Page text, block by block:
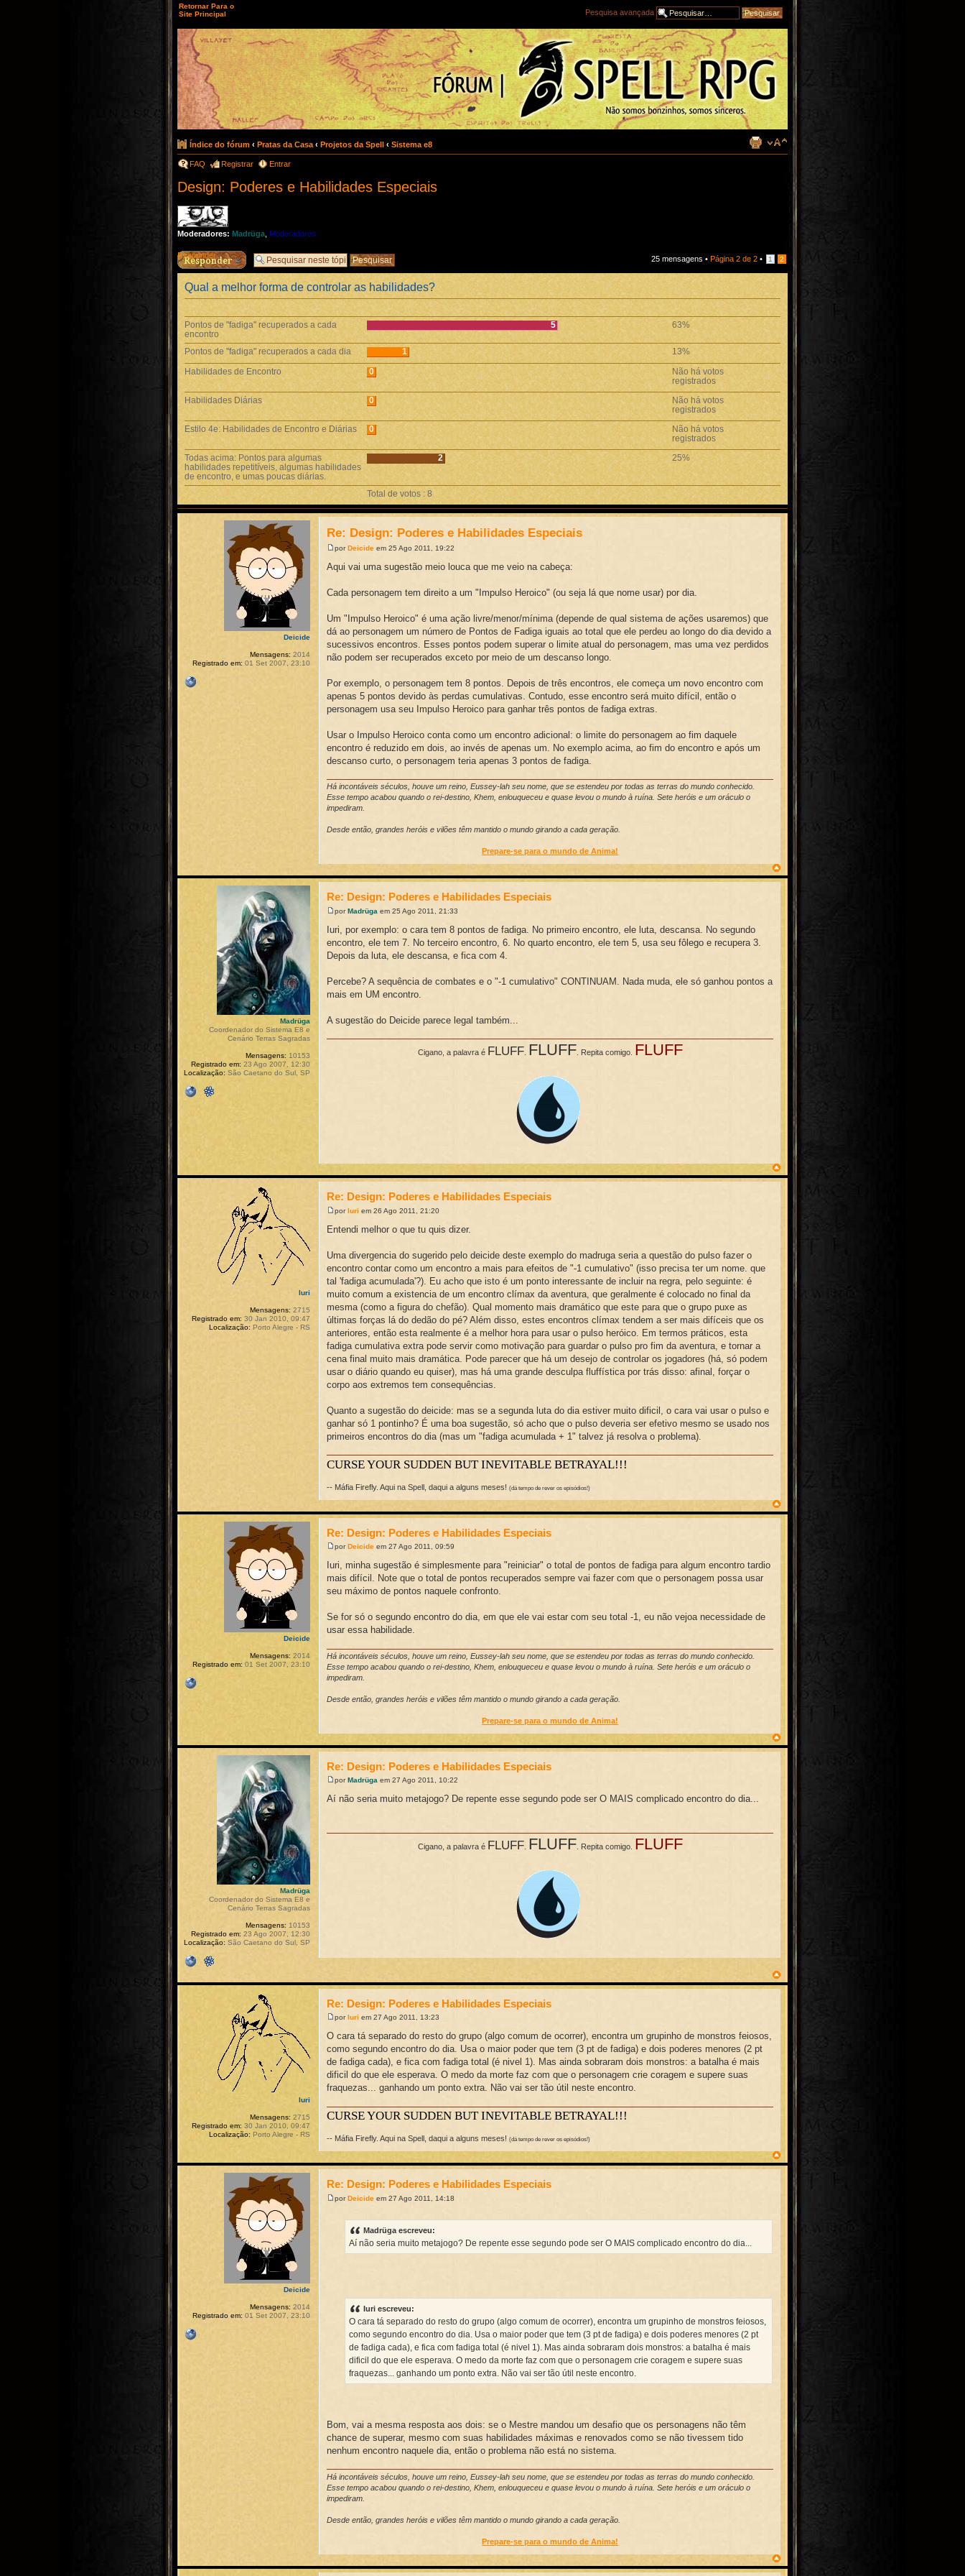
Retornar Para o
Site Principal
Pesquisa avançada
Índice do fórum ‹ Pratas da Casa ‹ Projetos da Spell ‹ Sistema e8
FAQ Registrar Entrar
Design: Poderes e Habilidades Especiais
Moderadores: Madrüga Moderadores
Responder 25 mensagens • Página 2 de 2 • 1 2
Qual a melhor forma de controlar as habilidades?
Pontos de "fadiga" recuperados a cada
encontro
5 63%
Pontos de "fadiga" recuperados a cada dia 1
13%
Habilidades de Encontro
0
Não há votos
registrados
Habilidades Diárias
0
Não há votos
registrados
Estilo 4e: Habilidades de Encontro e Diárias
0
Não há votos
registrados
Todas acima: Pontos para algumas
habilidades repetitíveis, algumas habilidades
de encontro, e umas poucas diárias.
2 25%
Total de votos : 8
Re: Design: Poderes e Habilidades Especiais
porDeicide em 25 Ago 2011, 19:22
Aqui vai uma sugestão meio louca que me veio na cabeça:
Cada personagem tem direito a um "Impulso Heroico" (ou seja lá que nome usar) por dia.
Um "Impulso Heroico" é uma ação livre/menor/mínima (depende de qual sistema de ações usaremos) que
dá ao personagem um número de Pontos de Fadiga iguais ao total que ele perdeu ao longo do dia devido a
sucessivos encontros. Esses pontos podem superar o limite atual do personagem, mas uma vez perdidos
não podem ser recuperados exceto por meio de um descanso longo.
Por exemplo, o personagem tem 8 pontos. Depois de três encontros, ele começa um novo encontro com
apenas 5 pontos devido às perdas cumulativas. Contudo, esse encontro será muito difícil, então o
personagem usa seu Impulso Heroico para ganhar três pontos de fadiga extras.
Usar o Impulso Heroico conta como um encontro adicional: o limite do personagem ao fim daquele
encontro é reduzido em dois, ao invés de apenas um. No exemplo acima, ao fim do encontro e após um
descanso curto, o personagem teria apenas 3 pontos de fadiga.
Há incontáveis séculos, houve um reino, Eussey-lah seu nome, que se estendeu por todas as terras do mundo conhecido.
Esse tempo acabou quando o rei-destino, Khem, enlouqueceu e quase levou o mundo à ruína. Sete heróis e um oráculo o
impediram.
Desde então, grandes heróis e vilões têm mantido o mundo girando a cada geração.
Prepare-se para o mundo de Anima!
Deicide
Mensagens: 2014
Registrado em: 01 Set 2007, 23:10
Re: Design: Poderes e Habilidades Especiais
porMadrüga em 25 Ago 2011, 21:33
Iuri, por exemplo: o cara tem 8 pontos de fadiga. No primeiro encontro, ele luta, descansa. No segundo
encontro, ele tem 7. No terceiro encontro, 6. No quarto encontro, ele tem 5, usa seu fôlego e recupera 3.
Depois da luta, ele descansa, e fica com 4.
Percebe? A sequência de combates e o "-1 cumulativo" CONTINUAM. Nada muda, ele só ganhou pontos a
mais em UM encontro.
A sugestão do Deicide parece legal também...
Cigano, a palavra é FLUFF. FLUFF. Repita comigo. FLUFF
Madrüga
Coordenador do Sistema E8 e
Cenário Terras Sagradas
Mensagens: 10153
Registrado em: 23 Ago 2007, 12:30
Localização: São Caetano do Sul, SP
Re: Design: Poderes e Habilidades Especiais
porIuri em 26 Ago 2011, 21:20
Entendi melhor o que tu quis dizer.
Uma divergencia do sugerido pelo deicide deste exemplo do madruga seria a questão do pulso fazer o
encontro contar como um encontro a mais para efeitos de "-1 cumulativo" (isso precisa ter um nome. que
tal 'fadiga acumulada'?). Eu acho que isto é um ponto interessante de incluir na regra, pelo seguinte: é
muito comum a existencia de um encontro clímax da aventura, que geralmente é colocado no final da
mesma (como a figura do chefão). Qual momento mais dramático que este para que o grupo puxe as
últimas forças lá do dedão do pé? Além disso, estes encontros clímax tendem a ser mais difíceis que os
anteriores, então esta realmente é a melhor hora para usar o pulso heróico. Em termos práticos, esta
fadiga cumulativa extra pode servir como motivação para guardar o pulso pro fim da aventura, e tornar a
cena final muito mais dramática. Pode parecer que há um desejo de controlar os jogadores (há, só podem
usar o diário quando eu quiser), mas há uma grande desculpa fluffística por trás disso: afinal, forçar o
corpo aos extremos tem consequências.
Quanto a sugestão do deicide: mas se a segunda luta do dia estiver muito dificil, o cara vai usar o pulso e
ganhar só 1 pontinho? É uma boa sugestão, só acho que o pulso deveria ser efetivo mesmo se usado nos
primeiros encontros do dia (mas um "fadiga acumulada + 1" talvez já resolva o problema).
CURSE YOUR SUDDEN BUT INEVITABLE BETRAYAL!!!
-- Máfia Firefly. Aqui na Spell, daqui a alguns meses!(dá tempo de rever os episódios!)
Iuri
Mensagens: 2715
Registrado em: 30 Jan 2010, 09:47
Localização: Porto Alegre - RS
Re: Design: Poderes e Habilidades Especiais
porDeicide em 27 Ago 2011, 09:59
Iuri, minha sugestão é simplesmente para "reiniciar" o total de pontos de fadiga para algum encontro tardio
mais difícil. Note que o total de pontos recuperados sempre vai fazer com que o personagem possa usar
seu máximo de pontos naquele confronto.
Se for só o segundo encontro do dia, em que ele vai estar com seu total -1, eu não vejoa necessidade de
usar essa habilidade.
Há incontáveis séculos, houve um reino, Eussey-lah seu nome, que se estendeu por todas as terras do mundo conhecido.
Esse tempo acabou quando o rei-destino, Khem, enlouqueceu e quase levou o mundo à ruína. Sete heróis e um oráculo o
impediram.
Desde então, grandes heróis e vilões têm mantido o mundo girando a cada geração.
Prepare-se para o mundo de Anima!
Deicide
Mensagens: 2014
Registrado em: 01 Set 2007, 23:10
Re: Design: Poderes e Habilidades Especiais
porMadrüga em 27 Ago 2011, 10:22
Aí não seria muito metajogo? De repente esse segundo pode ser O MAIS complicado encontro do dia...
Cigano, a palavra é FLUFF. FLUFF. Repita comigo. FLUFF
Madrüga
Coordenador do Sistema E8 e
Cenário Terras Sagradas
Mensagens: 10153
Registrado em: 23 Ago 2007, 12:30
Localização: São Caetano do Sul, SP
Re: Design: Poderes e Habilidades Especiais
porIuri em 27 Ago 2011, 13:23
O cara tá separado do resto do grupo (algo comum de ocorrer), encontra um grupinho de monstros feiosos,
como segundo encontro do dia. Usa o maior poder que tem (3 pt de fadiga) e dois poderes menores (2 pt
de fadiga cada), e fica com fadiga total (é nivel 1). Mas ainda sobraram dois monstros: a batalha é mais
dificil do que ele esperava. O medo da morte faz com que o personagem crie coragem e supere suas
fraquezas... ganhando um ponto extra. Não vai ser tão útil neste encontro.
CURSE YOUR SUDDEN BUT INEVITABLE BETRAYAL!!!
-- Máfia Firefly. Aqui na Spell, daqui a alguns meses!(dá tempo de rever os episódios!)
Iuri
Mensagens: 2715
Registrado em: 30 Jan 2010, 09:47
Localização: Porto Alegre - RS
Re: Design: Poderes e Habilidades Especiais
porDeicide em 27 Ago 2011, 14:18
Madrüga escreveu:
Aí não seria muito metajogo? De repente esse segundo pode ser O MAIS complicado encontro do dia...
Iuri escreveu:
O cara tá separado do resto do grupo (algo comum de ocorrer), encontra um grupinho de monstros feiosos,
como segundo encontro do dia. Usa o maior poder que tem (3 pt de fadiga) e dois poderes menores (2 pt
de fadiga cada), e fica com fadiga total (é nivel 1). Mas ainda sobraram dois monstros: a batalha é mais
dificil do que ele esperava. O medo da morte faz com que o personagem crie coragem e supere suas
fraquezas... ganhando um ponto extra. Não vai ser tão útil neste encontro.
Bom, vai a mesma resposta aos dois: se o Mestre mandou um desafio que os personagens não têm
chance de superar, mesmo com suas habilidades máximas e renovados como se não tivessem tido
nenhum encontro naquele dia, então o problema não está no sistema.
Há incontáveis séculos, houve um reino, Eussey-lah seu nome, que se estendeu por todas as terras do mundo conhecido.
Esse tempo acabou quando o rei-destino, Khem, enlouqueceu e quase levou o mundo à ruína. Sete heróis e um oráculo o
impediram.
Desde então, grandes heróis e vilões têm mantido o mundo girando a cada geração.
Prepare-se para o mundo de Anima!
Deicide
Mensagens: 2014
Registrado em: 01 Set 2007, 23:10